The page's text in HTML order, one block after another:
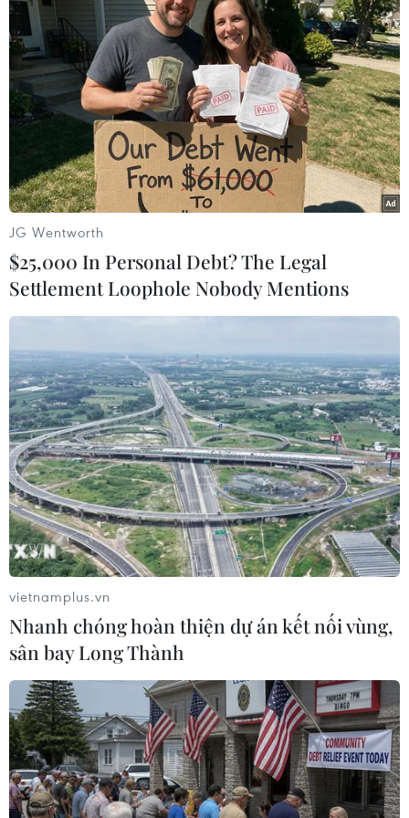
và sau Tết Nguyên đán Giáp Thìn 2024. (Ảnh: Phạm
Kiên/TTXVN)
(TTXVN/Vietnam+)
#công an hà nội #tết nguyên đán TP. Hà Nội
Theo dõi VietnamPlus
TIN LIÊN QUAN
JG Wentworth
$25,000 In Personal Debt? The Legal
Settlement Loophole Nobody Mentions
vietnamplus.vn
Nhanh chóng hoàn thiện dự án kết nối vùng,
sân bay Long Thành